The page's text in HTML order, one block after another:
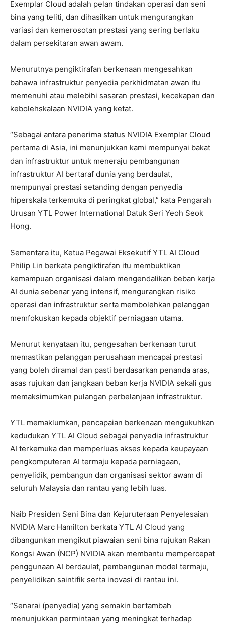
Exemplar Cloud adalah pelan tindakan operasi dan seni
bina yang teliti, dan dihasilkan untuk mengurangkan
variasi dan kemerosotan prestasi yang sering berlaku
dalam persekitaran awan awam.
Menurutnya pengiktirafan berkenaan mengesahkan
bahawa infrastruktur penyedia perkhidmatan awan itu
memenuhi atau melebihi sasaran prestasi, kecekapan dan
kebolehskalaan NVIDIA yang ketat.
“Sebagai antara penerima status NVIDIA Exemplar Cloud
pertama di Asia, ini menunjukkan kami mempunyai bakat
dan infrastruktur untuk meneraju pembangunan
infrastruktur AI bertaraf dunia yang berdaulat,
mempunyai prestasi setanding dengan penyedia
hiperskala terkemuka di peringkat global,” kata Pengarah
Urusan YTL Power International Datuk Seri Yeoh Seok
Hong.
Sementara itu, Ketua Pegawai Eksekutif YTL AI Cloud
Philip Lin berkata pengiktirafan itu membuktikan
kemampuan organisasi dalam mengendalikan beban kerja
AI dunia sebenar yang intensif, mengurangkan risiko
operasi dan infrastruktur serta membolehkan pelanggan
memfokuskan kepada objektif perniagaan utama.
Menurut kenyataan itu, pengesahan berkenaan turut
memastikan pelanggan perusahaan mencapai prestasi
yang boleh diramal dan pasti berdasarkan penanda aras,
asas rujukan dan jangkaan beban kerja NVIDIA sekali gus
memaksimumkan pulangan perbelanjaan infrastruktur.
YTL memaklumkan, pencapaian berkenaan mengukuhkan
kedudukan YTL AI Cloud sebagai penyedia infrastruktur
AI terkemuka dan memperluas akses kepada keupayaan
pengkomputeran AI termaju kepada perniagaan,
penyelidik, pembangun dan organisasi sektor awam di
seluruh Malaysia dan rantau yang lebih luas.
Naib Presiden Seni Bina dan Kejuruteraan Penyelesaian
NVIDIA Marc Hamilton berkata YTL AI Cloud yang
dibangunkan mengikut piawaian seni bina rujukan Rakan
Kongsi Awan (NCP) NVIDIA akan membantu mempercepat
penggunaan AI berdaulat, pembangunan model termaju,
penyelidikan saintifik serta inovasi di rantau ini.
“Senarai (penyedia) yang semakin bertambah
menunjukkan permintaan yang meningkat terhadap